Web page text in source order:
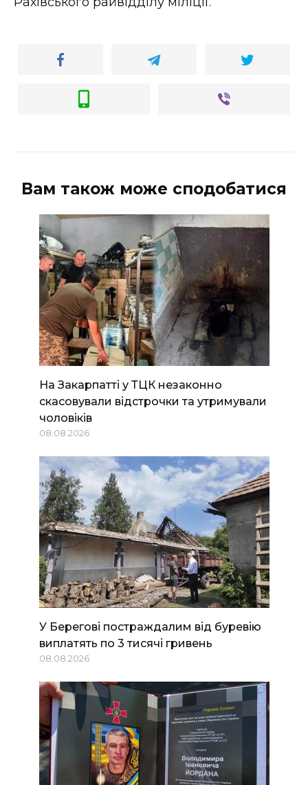
Вам також може сподобатися
На Закарпатті у ТЦК незаконно
скасовували відстрочки та утримували
чоловіків
08.08.2026
У Берегові постраждалим від буревію
виплатять по 3 тисячі гривень
08.08.2026